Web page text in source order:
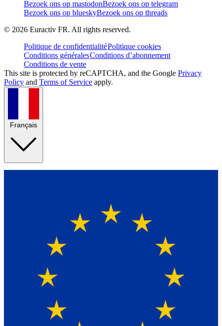
Bezoek ons op mastodonBezoek ons op telegram
Bezoek ons op blueskyBezoek ons op threads
© 2026 Euractiv FR. All rights reserved.
Politique de confidentialitéPolitique cookies
Conditions généralesConditions d’abonnement
Conditions de vente
This site is protected by reCAPTCHA, and the Google Privacy
Policy and Terms of Service apply.
Français